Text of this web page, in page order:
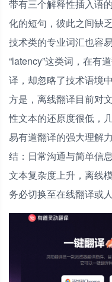
带有三个解释性插入语
化的短句，彼此之间缺
技术类的专业词汇也容
“latency”这类词，在有
译，却忽略了技术语境
方是，离线翻译目前对
性文本的还原度很低，
易有道翻译的强大理解
结：日常沟通与简单信
文本复杂度上升，离线
务必切换至在线翻译或人